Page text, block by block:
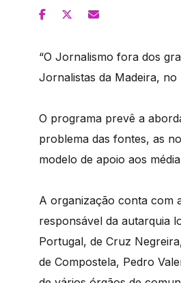
“O Jornalismo fora dos
Jornalistas da Madeira,
O programa prevê a
problema das fontes, as
modelo de apoio aos
A organização conta com
responsável da autarquia
Portugal, de Cruz
de Compostela, Pedro